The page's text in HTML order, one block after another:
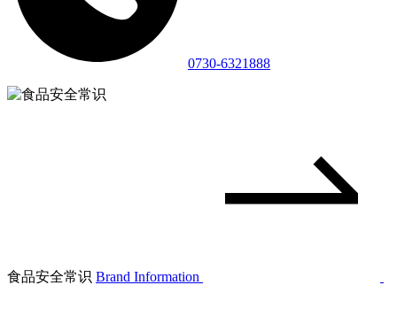
0730-6321888
食品安全常识 Brand Information